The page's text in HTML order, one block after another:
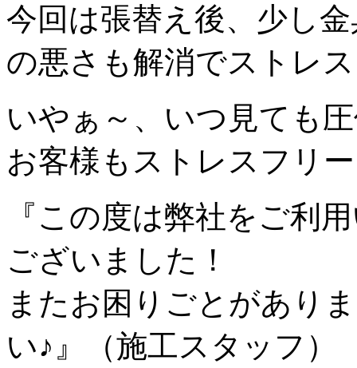
今回は張替え後、少し
の悪さも解消でストレ
いやぁ～、いつ見ても
お客様もストレスフリ
『この度は弊社をご利
ございました！
またお困りごとがあり
い♪』（施工スタッフ）